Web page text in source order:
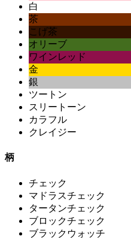
白
茶
こげ茶
オリーブ
ワインレッド
金
銀
ツートン
スリートーン
カラフル
クレイジー
柄
チェック
マドラスチェック
タータンチェック
ブロックチェック
ブラックウォッチ